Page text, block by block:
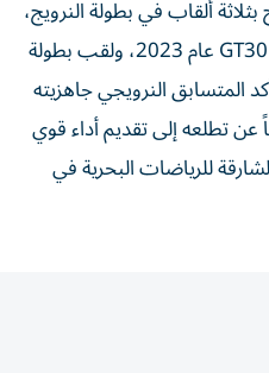
ألقاب في بطولة النرويج،
كما أحرز لقب بطولة العالم لفئة GT30 عام 2023، ولقب بطولة
4 عام 2025. وأكد المتسابق النرويجي جاهزيته
تطلعه إلى تقديم أداء قوي
للرياضات البحرية في